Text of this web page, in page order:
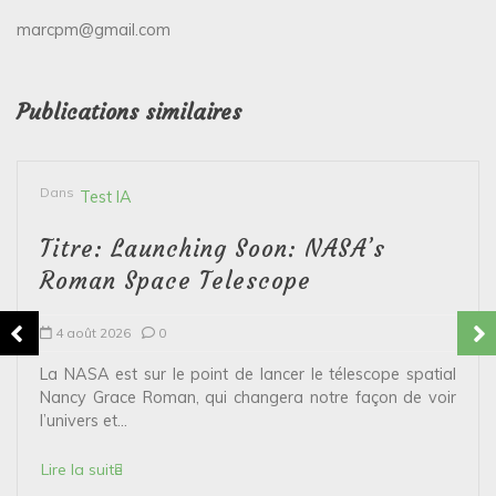
marcpm@gmail.com
Publications similaires
Dans Test IA
Titre: Launching Soon: NASA’s
Roman Space Telescope
4 août 2026 0
La NASA est sur le point de lancer le télescope spatial
Nancy Grace Roman, qui changera notre façon de voir
l’univers et...
Lire la suite